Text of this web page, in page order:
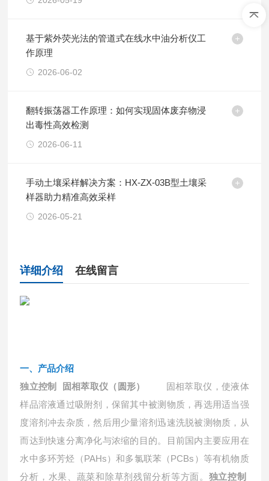
基于紫外荧光法的管道式在线水中油分析仪工
作原理
2026-06-02
翻转振荡器工作原理：如何实现固体废弃物浸
出毒性高效检测
2026-06-11
手动土壤采样解决方案：HX-ZX-03B型土壤采
样器助力精准高效采样
2026-05-21
详细介绍 在线留言
一、产品介绍
独立控制 固相萃取仪（圆形）
固相萃取仪，使液体
样品溶液通过吸附剂，保留其中被测物质，再选用适当强
度溶剂冲去杂质，然后用少量溶剂迅速洗脱被测物质，从
而达到快速分离净化与浓缩的目的。目前国内主要应用在
水中多环芳烃（PAHs）和多氯联苯（PCBs）等有机物质
分析，水果、蔬菜和除草剂残留分析等方面。 独立控制